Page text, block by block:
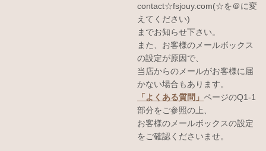
contact☆fsjouy.com(☆を＠に変
えてください)
までお知らせ下さい。
また、お客様のメールボックス
の設定が原因で、
当店からのメールがお客様に届
かない場合もあります。
「よくある質問」 ページのQ1-1
部分をご参照の上、
お客様のメールボックスの設定
をご確認くださいませ。